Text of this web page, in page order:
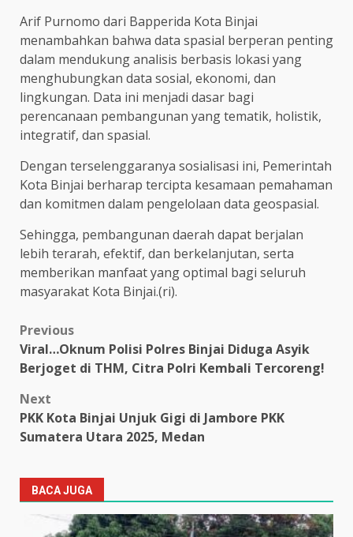
Arif Purnomo dari Bapperida Kota Binjai
menambahkan bahwa data spasial berperan penting
dalam mendukung analisis berbasis lokasi yang
menghubungkan data sosial, ekonomi, dan
lingkungan. Data ini menjadi dasar bagi
perencanaan pembangunan yang tematik, holistik,
integratif, dan spasial.
Dengan terselenggaranya sosialisasi ini, Pemerintah
Kota Binjai berharap tercipta kesamaan pemahaman
dan komitmen dalam pengelolaan data geospasial.
Sehingga, pembangunan daerah dapat berjalan
lebih terarah, efektif, dan berkelanjutan, serta
memberikan manfaat yang optimal bagi seluruh
masyarakat Kota Binjai.(ri).
Post
navigation
Previous
Viral…Oknum Polisi Polres Binjai Diduga Asyik
Berjoget di THM, Citra Polri Kembali Tercoreng!
Next
PKK Kota Binjai Unjuk Gigi di Jambore PKK
Sumatera Utara 2025, Medan
BACA JUGA